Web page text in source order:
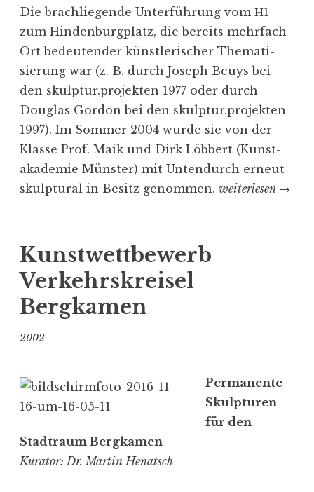
e
w
e
r
b
F
o
y
e
r
e
q
M
t
e
“
Die brach­lie­gende Unter­führung vom H1
zum Hinden­burg­platz, die bereits mehrfach
Ort bedeu­tender künst­le­ri­scher Thema­ti­
sierung war (z. B. durch Joseph Beuys bei
den skulptur.projekten 1977 oder durch
Douglas Gordon bei den skulptur.projekten
1997). Im Sommer 2004 wurde sie von der
Klasse Prof. Maik und Dirk Löbbert (Kunst­
aka­demie Münster) mit Unten­durch erneut
skulp­tural in Besitz genommen. „
c
h
“
weiterlesen →
Kunst­wett­bewerb
Verkehrs­kreisel
Bergkamen
2002
Perma­nente
Skulp­turen
für den
Stadtraum Bergkamen
Kurator: Dr. Martin Henatsch